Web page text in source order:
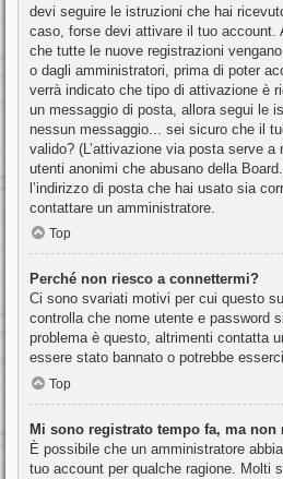
devi seguire le istruzioni che hai
caso, forse devi attivare il tuo account.
che tutte le nuove registrazioni
o dagli amministratori, prima di poter
verrà indicato che tipo di attivazione è
un messaggio di posta, allora segui le
nessun messaggio... sei sicuro che il
valido? (L’attivazione via posta serve
utenti anonimi che abusano della
l’indirizzo di posta che hai usato sia
contattare un amministratore.
Top
Perché non riesco a connettermi?
Ci sono svariati motivi per cui questo
controlla che nome utente e password
problema è questo, altrimenti contatta
essere stato bannato o potrebbe
Top
Mi sono registrato tempo fa, ma
È possibile che un amministratore
tuo account per qualche ragione. Molti